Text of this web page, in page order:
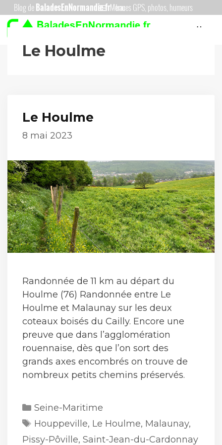
Aller
au
Menu
Menu
Le Houlme
Le Houlme
8 mai 2023
Randonnée de 11 km au départ du
Houlme (76) Randonnée entre Le
Houlme et Malaunay sur les deux
coteaux boisés du Cailly. Encore une
preuve que dans l’agglomération
rouennaise, dès que l’on sort des
grands axes encombrés on trouve de
nombreux petits chemins préservés.
Catégories
Seine-Maritime
Étiquettes
Houppeville, Le Houlme, Malaunay,
Pissy-Pôville, Saint-Jean-du-Cardonnay